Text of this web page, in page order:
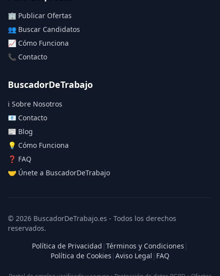
🏢 Publicar Ofertas
👥 Buscar Candidatos
📈 Cómo Funciona
📞 Contacto
BuscadorDeTrabajo
ℹ️ Sobre Nosotros
📧 Contacto
📰 Blog
💡 Cómo Funciona
❓ FAQ
🤝 Únete a BuscadorDeTrabajo
© 2026 BuscadorDeTrabajo.es - Todos los derechos
reservados.
Política de Privacidad | Términos y Condiciones |
Política de Cookies | Aviso Legal | FAQ